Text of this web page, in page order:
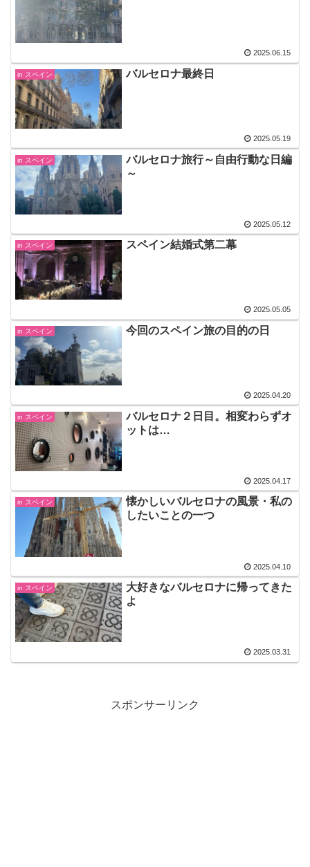
2025.06.15
in スペイン バルセロナ最終日
2025.05.19
in スペイン
バルセロナ旅行～自由行動な日編
～
2025.05.12
in スペイン スペイン結婚式第二幕
2025.05.05
in スペイン 今回のスペイン旅の目的の日
2025.04.20
in スペイン
バルセロナ２日目。相変わらずオ
ットは…
2025.04.17
in スペイン
懐かしいバルセロナの風景・私の
したいことの一つ
2025.04.10
in スペイン
大好きなバルセロナに帰ってきた
よ
2025.03.31
スポンサーリンク